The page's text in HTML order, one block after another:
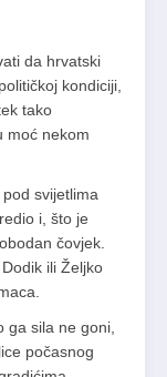
da hrvatski
kondiciji,
tako
moć nekom
svijetlima
i, što je
čovjek.
ili Željko
ga sila ne goni,
počasnog